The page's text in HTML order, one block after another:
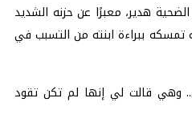
هدير، معبرًا عن حزنه الشديد
ببراءة ابنته من التسبب في
وهي قالت لي إنها لم تكن تقود